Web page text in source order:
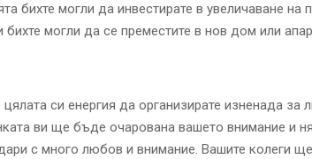
бихте могли да инвестирате в увеличаване на
бихте могли да се преместите в нов дом или
цялата си енергия да организирате изненада за
ви ще бъде очарована вашето внимание и
с много любов и внимание. Вашите колеги